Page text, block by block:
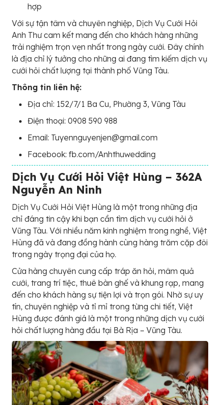
hợp
Với sự tận tâm và chuyên nghiệp, Dịch Vụ Cưới Hỏi
Anh Thư cam kết mang đến cho khách hàng những
trải nghiệm trọn vẹn nhất trong ngày cưới. Đây chính
là địa chỉ lý tưởng cho những ai đang tìm kiếm dịch vụ
cưới hỏi chất lượng tại thành phố Vũng Tàu.
Thông tin liên hệ:
Địa chỉ: 152/7/1 Ba Cu, Phường 3, Vũng Tàu
Điện thoại: 0908 590 988
Email: Tuyennguyenjen@gmail.com
Facebook: fb.com/Anhthuwedding
Dịch Vụ Cưới Hỏi Việt Hùng – 362A
Nguyễn An Ninh
Dịch Vụ Cưới Hỏi Việt Hùng là một trong những địa
chỉ đáng tin cậy khi bạn cần tìm dịch vụ cưới hỏi ở
Vũng Tàu. Với nhiều năm kinh nghiệm trong nghề, Việt
Hùng đã và đang đồng hành cùng hàng trăm cặp đôi
trong ngày trọng đại của họ.
Cửa hàng chuyên cung cấp tráp ăn hỏi, mâm quả
cưới, trang trí tiệc, thuê bàn ghế và khung rạp, mang
đến cho khách hàng sự tiện lợi và trọn gói. Nhờ sự uy
tín, chuyên nghiệp và tỉ mỉ trong từng chi tiết, Việt
Hùng được đánh giá là một trong những dịch vụ cưới
hỏi chất lượng hàng đầu tại Bà Rịa – Vũng Tàu.